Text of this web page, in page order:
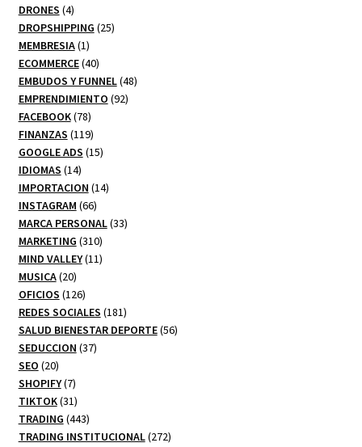
productos
DRONES 44
productos
DROPSHIPPING 2525
MEMBRESIA 11
producto
ECOMMERCE 4040
productos
EMBUDOS Y FUNNEL 4848
EMPRENDIMIENTO 9292
FACEBOOK 7878
productos
FINANZAS 119119
productos
GOOGLE ADS 1515
IDIOMAS 1414
productos
IMPORTACION 1414
INSTAGRAM 6666
productos
MARCA PERSONAL 3333
MARKETING 310310
productos
MIND VALLEY 1111
MUSICA 2020
productos
OFICIOS 126126
productos
REDES SOCIALES 181181
productos
SALUD BIENESTAR DEPORTE 5656
SEDUCCION 3737
SEO 2020
productos
SHOPIFY 77
productos
TIKTOK 3131
productos
TRADING 443443
productos
TRADING INSTITUCIONAL 272272